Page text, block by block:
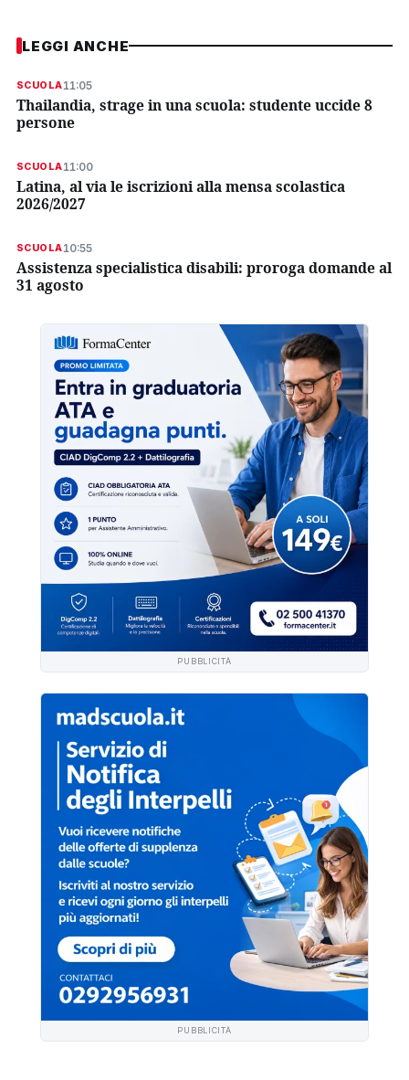
LEGGI ANCHE
SCUOLA11:05
Thailandia, strage in una scuola: studente uccide 8
persone
SCUOLA11:00
Latina, al via le iscrizioni alla mensa scolastica
2026/2027
SCUOLA10:55
Assistenza specialistica disabili: proroga domande al
31 agosto
PUBBLICITÀ
PUBBLICITÀ